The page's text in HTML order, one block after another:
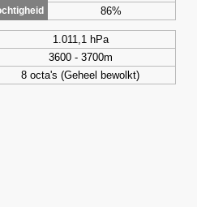
86%
1.011,1 hPa
3600 - 3700m
8 octa's (Geheel bewolkt)